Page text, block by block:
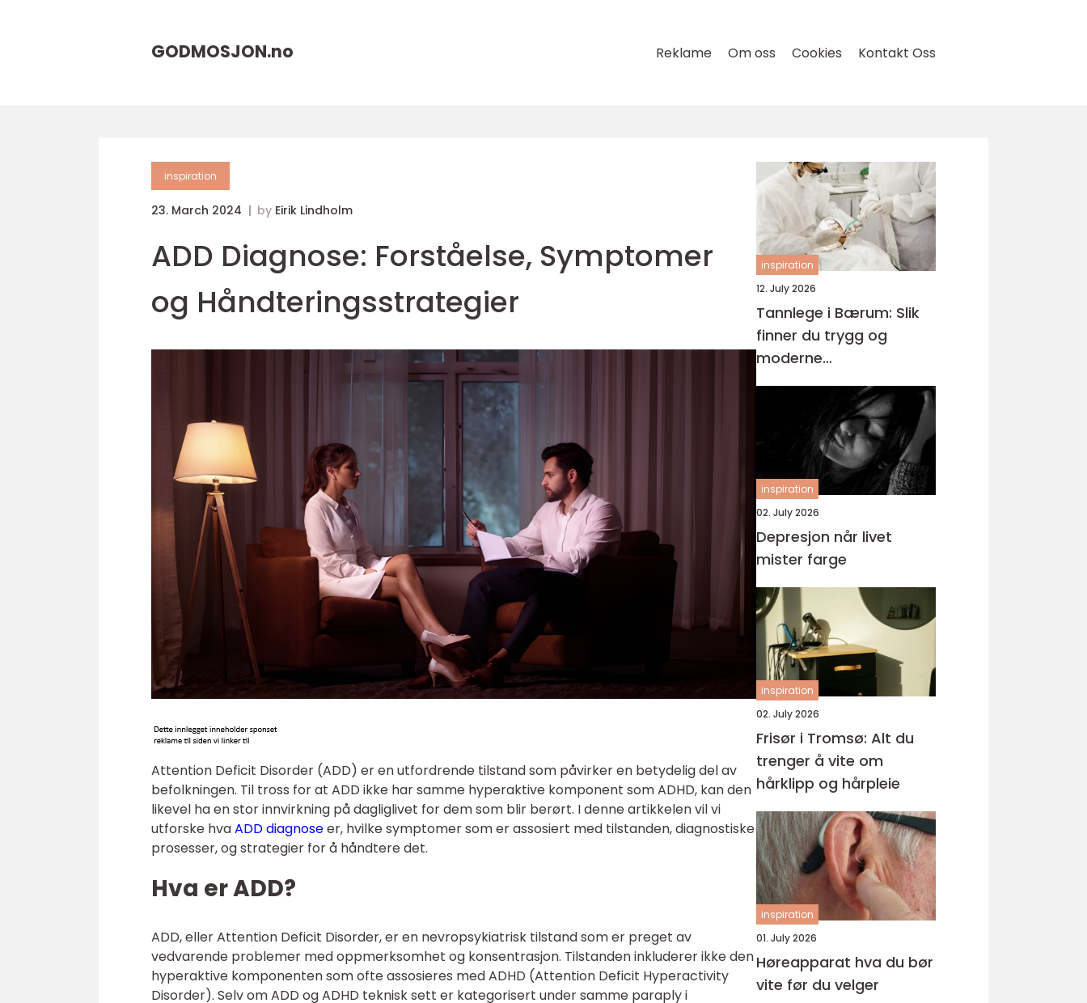
GODMOSJON.no Reklame Om oss Cookies Kontakt Oss
inspiration
23. March 2024 by Eirik Lindholm
ADD Diagnose: Forståelse, Symptomer
og Håndteringsstrategier
Attention Deficit Disorder (ADD) er en utfordrende tilstand som påvirker en betydelig del av
befolkningen. Til tross for at ADD ikke har samme hyperaktive komponent som ADHD, kan den
likevel ha en stor innvirkning på dagliglivet for dem som blir berørt. I denne artikkelen vil vi
utforske hvaADD diagnoseer, hvilke symptomer som er assosiert med tilstanden, diagnostiske
prosesser, og strategier for å håndtere det.
Hva er ADD?
ADD, eller Attention Deficit Disorder, er en nevropsykiatrisk tilstand som er preget av
vedvarende problemer med oppmerksomhet og konsentrasjon. Tilstanden inkluderer ikke den
hyperaktive komponenten som ofte assosieres med ADHD (Attention Deficit Hyperactivity
Disorder). Selv om ADD og ADHD teknisk sett er kategorisert under samme paraply i
inspiration
12. July 2026
Tannlege i Bærum: Slik
finner du trygg og
moderne
tannbehandling
inspiration
02. July 2026
Depresjon når livet
mister farge
inspiration
02. July 2026
Frisør i Tromsø: Alt du
trenger å vite om
hårklipp og hårpleie
inspiration
01. July 2026
Høreapparat hva du bør
vite før du velger